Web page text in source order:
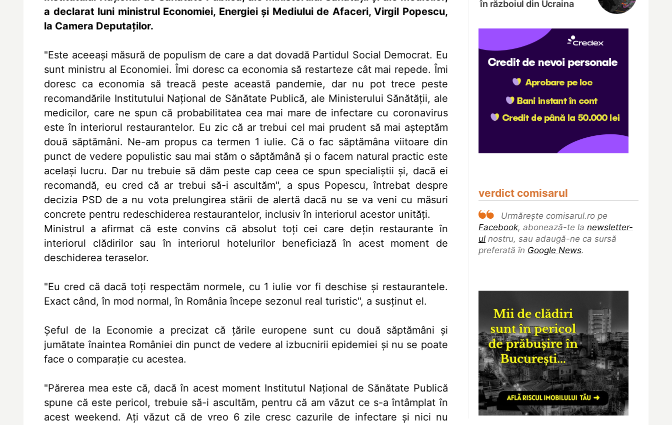
în războiul din Ucraina
verdict comisarul
Urmărește comisarul.ro pe
Facebook, abonează-te la newsletter-
ul nostru, sau adaugă-ne ca sursă
preferată în Google News.
a declarat luni ministrul Economiei, Energiei şi Mediului de Afaceri, Virgil Popescu,
la Camera Deputaţilor.
"Este aceeaşi măsură de populism de care a dat dovadă Partidul Social Democrat. Eu
sunt ministru al Economiei. Îmi doresc ca economia să restarteze cât mai repede. Îmi
doresc ca economia să treacă peste această pandemie, dar nu pot trece peste
recomandările Institutului Naţional de Sănătate Publică, ale Ministerului Sănătăţii, ale
medicilor, care ne spun că probabilitatea cea mai mare de infectare cu coronavirus
este în interiorul restaurantelor. Eu zic că ar trebui cel mai prudent să mai aşteptăm
două săptămâni. Ne-am propus ca termen 1 iulie. Că o fac săptămâna viitoare din
punct de vedere populistic sau mai stăm o săptămână şi o facem natural practic este
acelaşi lucru. Dar nu trebuie să dăm peste cap ceea ce spun specialiştii şi, dacă ei
recomandă, eu cred că ar trebui să-i ascultăm", a spus Popescu, întrebat despre
decizia PSD de a nu vota prelungirea stării de alertă dacă nu se va veni cu măsuri
concrete pentru redeschiderea restaurantelor, inclusiv în interiorul acestor unităţi.
Ministrul a afirmat că este convins că absolut toţi cei care deţin restaurante în
interiorul clădirilor sau în interiorul hotelurilor beneficiază în acest moment de
deschiderea teraselor.
"Eu cred că dacă toţi respectăm normele, cu 1 iulie vor fi deschise şi restaurantele.
Exact când, în mod normal, în România începe sezonul real turistic", a susţinut el.
Şeful de la Economie a precizat că ţările europene sunt cu două săptămâni şi
jumătate înaintea României din punct de vedere al izbucnirii epidemiei şi nu se poate
face o comparaţie cu acestea.
"Părerea mea este că, dacă în acest moment Institutul Naţional de Sănătate Publică
spune că este pericol, trebuie să-i ascultăm, pentru că am văzut ce s-a întâmplat în
acest weekend. Aţi văzut că de vreo 6 zile cresc cazurile de infectare şi nici nu